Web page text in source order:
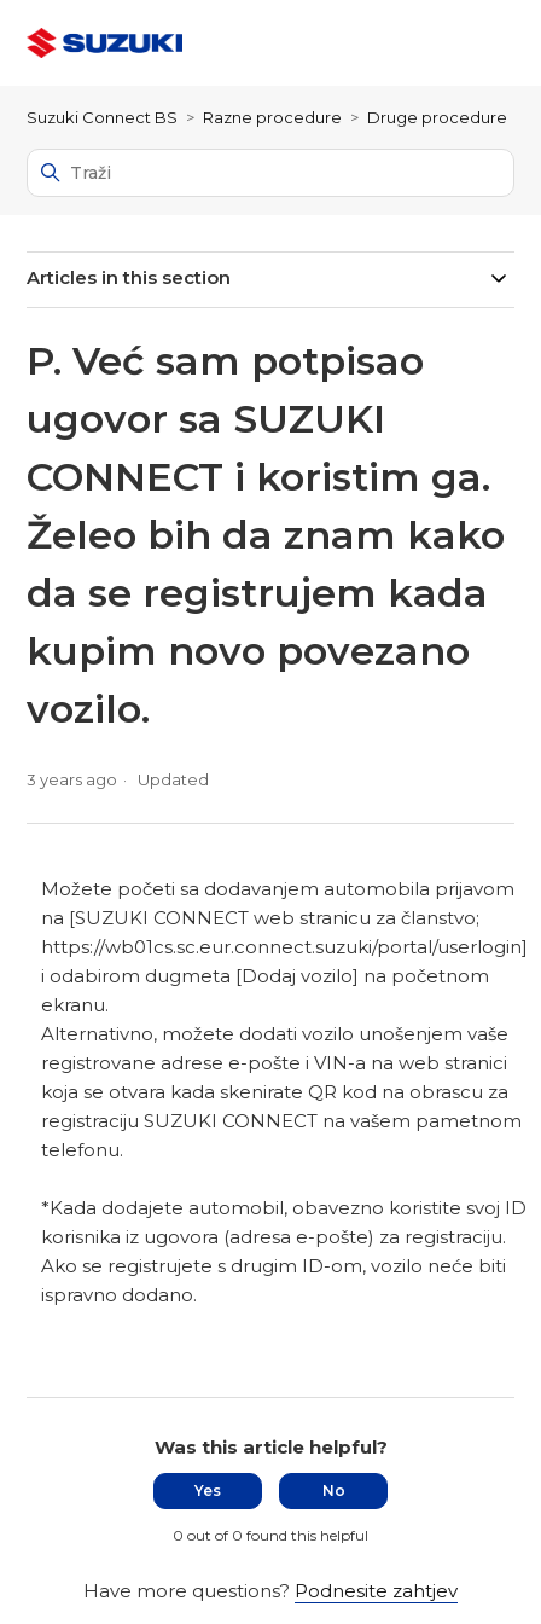
Suzuki Connect BS Razne procedure Druge procedure
Articles in this section
P. Već sam potpisao
ugovor sa SUZUKI
CONNECT i koristim ga.
Želeo bih da znam kako
da se registrujem kada
kupim novo povezano
vozilo.
3 years ago Updated
Možete početi sa dodavanjem automobila prijavom
na [SUZUKI CONNECT web stranicu za članstvo;
https://wb01cs.sc.eur.connect.suzuki/portal/userlogin]
i odabirom dugmeta [Dodaj vozilo] na početnom
ekranu.
Alternativno, možete dodati vozilo unošenjem vaše
registrovane adrese e-pošte i VIN-a na web stranici
koja se otvara kada skenirate QR kod na obrascu za
registraciju SUZUKI CONNECT na vašem pametnom
telefonu.
*Kada dodajete automobil, obavezno koristite svoj ID
korisnika iz ugovora (adresa e-pošte) za registraciju.
Ako se registrujete s drugim ID-om, vozilo neće biti
ispravno dodano.
Was this article helpful?
Yes No
0 out of 0 found this helpful
Have more questions? Podnesite zahtjev